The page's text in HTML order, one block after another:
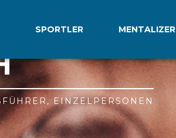
SPORTLER MENTALIZER
EINZELPERSONEN